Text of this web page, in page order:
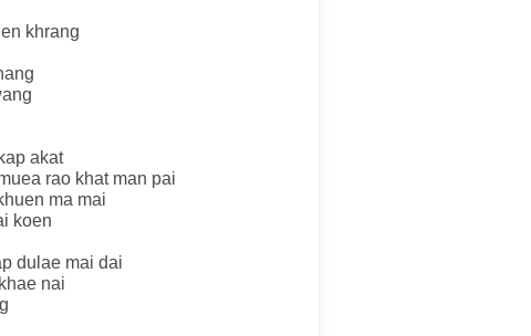
khrang
akat
rao khat man pai
ma mai
koen
dulae mai dai
nai